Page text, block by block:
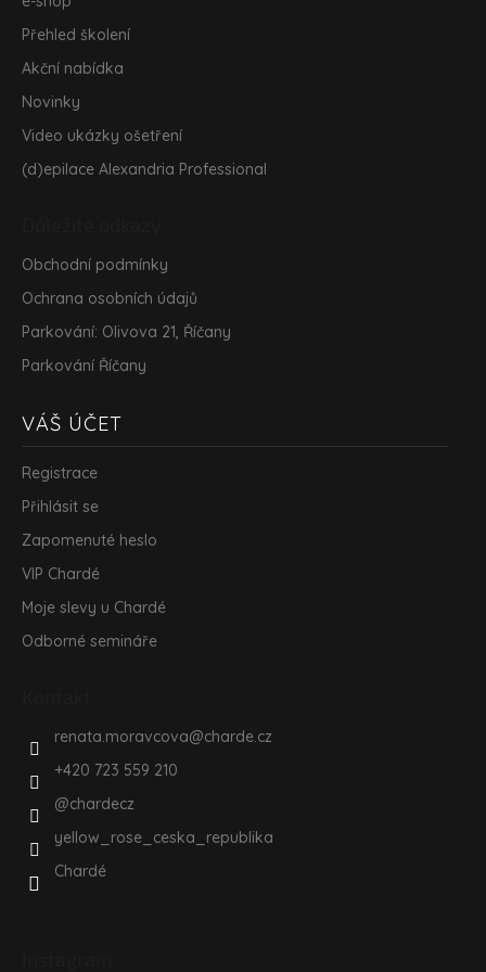
Přehled školení
Akční nabídka
Novinky
Video ukázky ošetření
(d)epilace Alexandria Professional
Obchodní podmínky
Ochrana osobních údajů
Parkování: Olivova 21, Říčany
Parkování Říčany
VÁŠ ÚČET
Registrace
Přihlásit se
Zapomenuté heslo
VIP Chardé
Moje slevy u Chardé
Odborné semináře
renata.moravcova@charde.cz
+420 723 559 210
@chardecz
yellow_rose_ceska_republika
Chardé